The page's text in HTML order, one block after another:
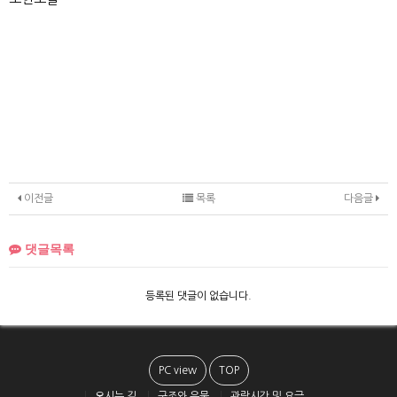
이전글 다음글
목록
댓글목록
등록된 댓글이 없습니다.
PC view TOP